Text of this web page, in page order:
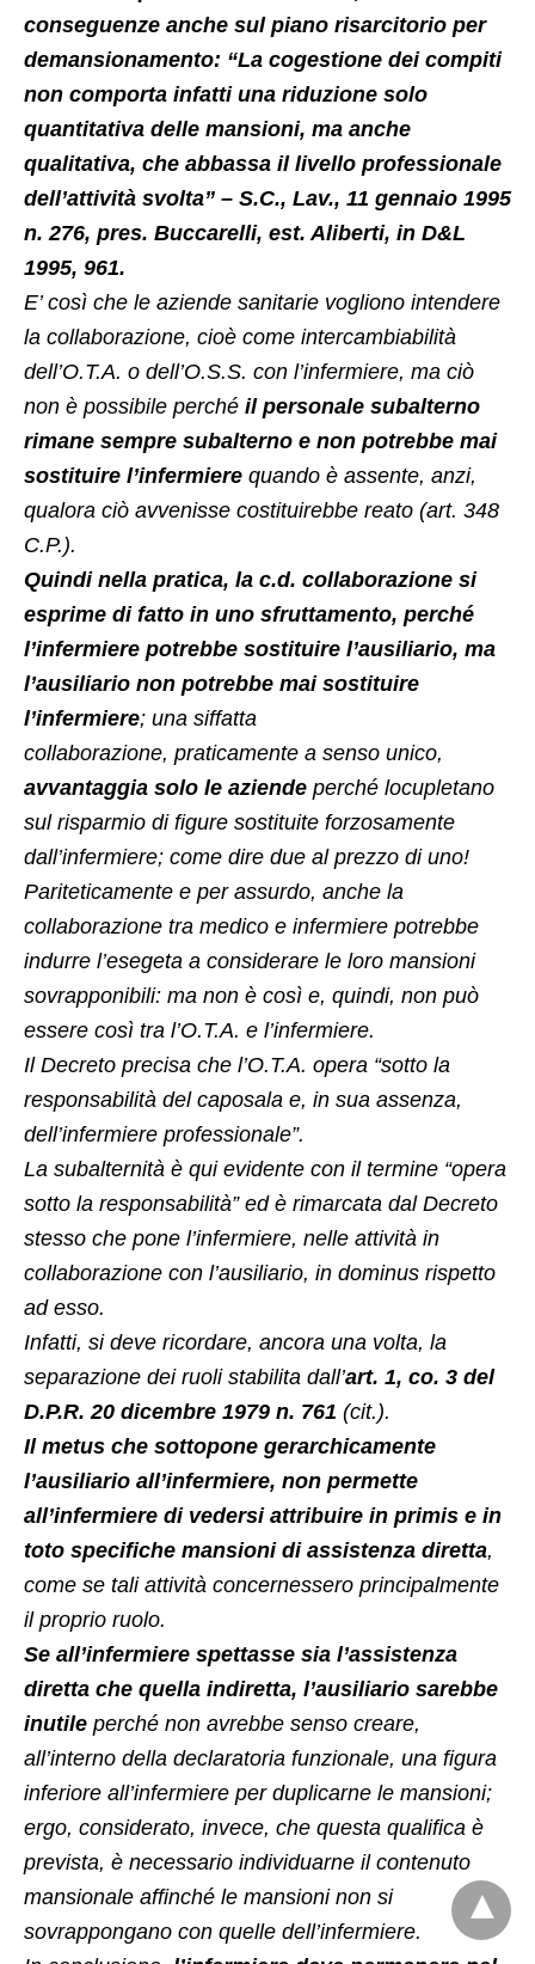
conseguenze anche sul piano risarcitorio per
demansionamento: “La cogestione dei compiti
non comporta infatti una riduzione solo
quantitativa delle mansioni, ma anche
qualitativa, che abbassa il livello professionale
dell’attività svolta” – S.C., Lav., 11 gennaio 1995
n. 276, pres. Buccarelli, est. Aliberti, in D&L
1995, 961.
E’ così che le aziende sanitarie vogliono intendere
la collaborazione, cioè come intercambiabilità
dell’O.T.A. o dell’O.S.S. con l’infermiere, ma ciò
non è possibile perché il personale subalterno
rimane sempre subalterno e non potrebbe mai
sostituire l’infermiere quando è assente, anzi,
qualora ciò avvenisse costituirebbe reato (art. 348
C.P.).
Quindi nella pratica, la c.d. collaborazione si
esprime di fatto in uno sfruttamento, perché
l’infermiere potrebbe sostituire l’ausiliario, ma
l’ausiliario non potrebbe mai sostituire
l’infermiere; una siffatta
collaborazione, praticamente a senso unico,
avvantaggia solo le aziende perché locupletano
sul risparmio di figure sostituite forzosamente
dall’infermiere; come dire due al prezzo di uno!
Pariteticamente e per assurdo, anche la
collaborazione tra medico e infermiere potrebbe
indurre l’esegeta a considerare le loro mansioni
sovrapponibili: ma non è così e, quindi, non può
essere così tra l’O.T.A. e l’infermiere.
Il Decreto precisa che l’O.T.A. opera “sotto la
responsabilità del caposala e, in sua assenza,
dell’infermiere professionale”.
La subalternità è qui evidente con il termine “opera
sotto la responsabilità” ed è rimarcata dal Decreto
stesso che pone l’infermiere, nelle attività in
collaborazione con l’ausiliario, in dominus rispetto
ad esso.
Infatti, si deve ricordare, ancora una volta, la
separazione dei ruoli stabilita dall’art. 1, co. 3 del
D.P.R. 20 dicembre 1979 n. 761 (cit.).
Il metus che sottopone gerarchicamente
l’ausiliario all’infermiere, non permette
all’infermiere di vedersi attribuire in primis e in
toto specifiche mansioni di assistenza diretta,
come se tali attività concernessero principalmente
il proprio ruolo.
Se all’infermiere spettasse sia l’assistenza
diretta che quella indiretta, l’ausiliario sarebbe
inutile perché non avrebbe senso creare,
all’interno della declaratoria funzionale, una figura
inferiore all’infermiere per duplicarne le mansioni;
ergo, considerato, invece, che questa qualifica è
prevista, è necessario individuarne il contenuto
mansionale affinché le mansioni non si
sovrappongano con quelle dell’infermiere.